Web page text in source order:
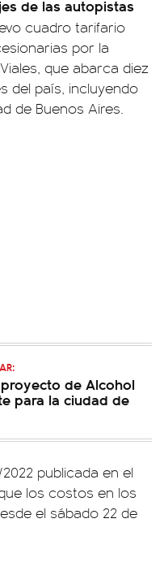
de las autopistas
cuadro tarifario
por la
que abarca diez
del país, incluyendo
de Buenos Aires.
de Alcohol
para la ciudad de
publicada en el
los costos en los
el sábado 22 de